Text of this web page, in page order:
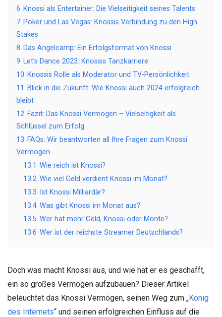
6 Knossi als Entertainer: Die Vielseitigkeit seines Talents
7 Poker und Las Vegas: Knossis Verbindung zu den High
Stakes
8 Das Angelcamp: Ein Erfolgsformat von Knossi
9 Let’s Dance 2023: Knossis Tanzkarriere
10 Knossis Rolle als Moderator und TV-Persönlichkeit
11
Blick in die Zukunft: Wie Knossi auch 2024 erfolgreich
bleibt
12 Fazit: Das Knossi Vermögen – Vielseitigkeit als
Schlüssel zum Erfolg
13 FAQs: Wir beantworten all Ihre Fragen zum Knossi
Vermögen
13.1 Wie reich ist Knossi?
13.2 Wie viel Geld verdient Knossi im Monat?
13.3
Ist Knossi Milliardär?
13.4 Was gibt Knossi im Monat aus?
13.5 Wer hat mehr Geld, Knossi oder Monte?
13.6 Wer ist der reichste Streamer Deutschlands?
Doch was macht Knossi aus, und wie hat er es geschafft,
ein so großes Vermögen aufzubauen? Dieser Artikel
beleuchtet das Knossi Vermögen, seinen Weg zum „König
des Internets“ und seinen erfolgreichen Einfluss auf die